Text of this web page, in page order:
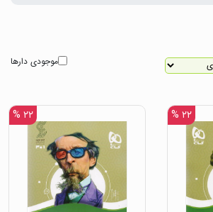
موجودی دارها
۲۲ % ۲۲ %